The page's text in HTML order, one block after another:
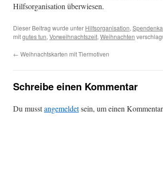
Hilfsorganisation überwiesen.
Dieser Beitrag wurde unter Hilfsorganisation,
mitgutes tun, Vorweihnachtszeit, Weihnachten
← Weihnachtskarten mit Tiermotiven
Schreibe einen Kommentar
Du musstangemeldetsein, um einen